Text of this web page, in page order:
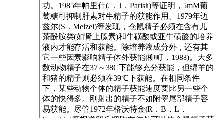
功。1985年帕里什(J．J．Parish)等证明，5mM葡
萄糖可抑制肝素对牛精子的获能作用。1979年迈
兹尔(S．Meizel)等发现，仓鼠精子必须在含有儿
茶酚胺类(如肾上腺素)和牛磺酸或亚牛磺酸的培养
液内才能存活和获能。除培养液成分外，还有其
它一些因素影响精子体外获能(柳町，1988)。大多
数动物精子在37～38C下能够充分获能，但绵羊的
和猪的精子则必须在39℃下获能。在相同条件
下，某些动物个体的精子获能速度要比另一些个
体的快得多。刚射出的精子不如附睾尾部精子容
易获能。尽管1972年格沃特金(R．B．L．